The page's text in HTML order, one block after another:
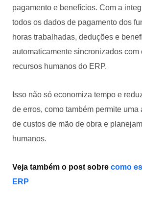
pagamento e benefícios. Com a
todos os dados de pagamento dos
horas trabalhadas, deduções e
automaticamente sincronizados com
recursos humanos do ERP.
Isso não só economiza tempo e
de erros, como também permite
de custos de mão de obra e
humanos.
Veja também o post sobre como
ERP